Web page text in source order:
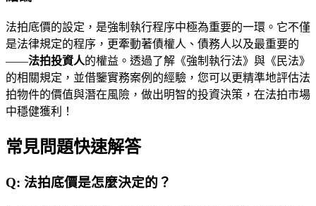
法拍底價的設定，是強制執行程序中極為重要的一環。它不僅
是法律規定的程序，更牽動著債權人、債務人以及最重要的
——法拍投資人的權益。透過了解《強制執行法》與《民法》
的相關規定，並借鑒實務案例的經驗，您可以更精準地評估法
拍物件的價值與潛在風險，做出明智的投資決策，在法拍市場
中穩健獲利！
常見問題快速解答
Q: 法拍底價是怎麼決定的？